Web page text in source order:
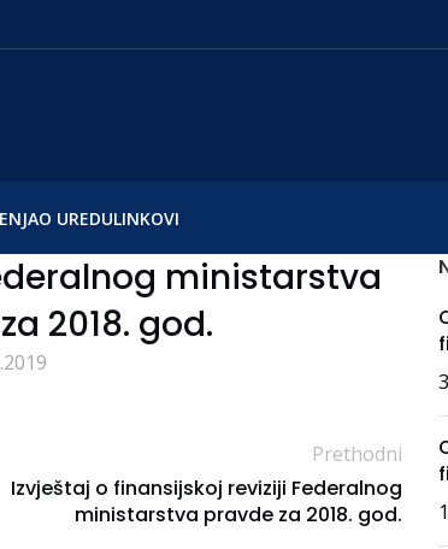
O UREDULINKOVI
ministarstva
2018. god.
Prethodni
Izvještaj o finansijskoj reviziji Federalnog
ministarstva pravde za 2018. god.